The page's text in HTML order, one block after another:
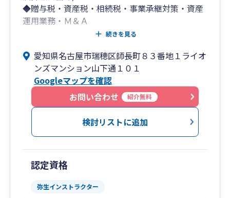
◆贈与税・資産税・相続税・事業承継対策・資産
運用業務・Ｍ＆Ａ
(経営診断書の作成、経営計画の作成：中期5ヵ年
計画・単年度経営計画、リスクマネジメント業
務、戦略実践会議、保険等ファイナンシャルプラ
◆コンピュータ導入支援・指導
◆各種セミナーの企画・運営
続きを見る
愛知県名古屋市瑞穂区師長町８３番地１ライオ
ンズマンション山下通１０１
Googleマップを確認
お問い合わせ
紹介無料
検討リストに追加
認定資格
弥生インストラクター